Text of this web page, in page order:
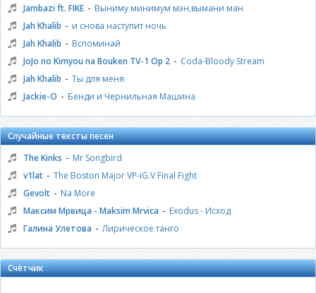
Jambazi ft. FIKE - Выниму минимум мэн,вымани ман
Jah Khalib - и снова наступит ночь
Jah Khalib - Вспоминай
JoJo no Kimyou na Bouken TV-1 Op 2 - Coda-Bloody Stream
Jah Khalib - Ты для меня
Jackie-O - Бенди и Чернильная Машина
Случайные тексты песен
The Kinks - Mr Songbird
v1lat - The Boston Major VP-iG.V Final Fight
Gevolt - Na More
Максим Мрвица - Maksim Mrvica - Exodus - Исход
Галина Улетова - Лирическое танго
Счётчик